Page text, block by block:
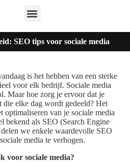
SEO tips voor sociale media
is het hebben van een sterke
voor elk bedrijf. Sociale media
Maar hoe zorg je ervoor dat je
die elke dag wordt gedeeld? Het
optimaliseren van je sociale media
bekend als SEO (Search Engine
we enkele waardevolle SEO
media te verhogen.
voor sociale media?